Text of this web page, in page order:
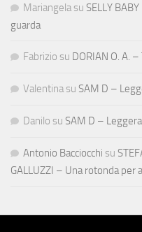
Mariangela su SELLY
guarda
Fabrizio su DORIAN O. A. –
Valentina su SAM D –
Danilo su SAM D –
Antonio Bacciocchi su
GALLUZZI – Una rotonda per